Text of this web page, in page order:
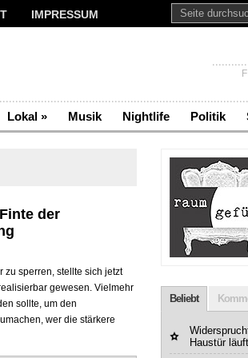
IMPRESSUM
Lokal » Musik Nightlife Politik
der
zu sperren, stellte sich jetzt
gewesen. Vielmehr
sollte, um den
wer die stärkere
Beliebt
Haustür